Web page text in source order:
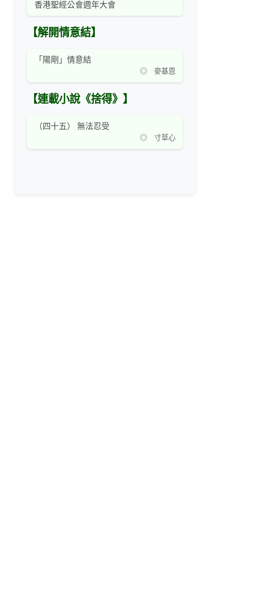
香港聖經公會週年大會
【解開情意結】
「陽剛」情意結
◎ 麥基恩
【連載小說《捨得》】
（四十五） 無法忍受
◎ 寸草心